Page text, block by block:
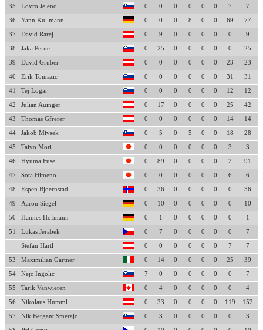
35 Lovro Jelenc 0 0 0 0 0 0 7 7
36 Yann Kullmann 0 0 0 8 0 0 69 77
37 David Rarej 0 9 0 0 0 0 0 9
38 Jaka Perne 0 25 0 0 0 0 0 25
39 David Gruber 0 0 0 0 0 0 23 23
40 Erik Tomazic 0 0 0 0 0 0 31 31
41 Tej Logar 0 0 0 0 0 0 12 12
42 Julian Auinger 0 17 0 0 0 0 25 42
43 Thomas Gfrerer 0 0 0 0 0 0 14 14
44 Jakob Mivsek 0 5 0 5 0 0 18 28
45 Taiyo Mori 0 0 0 0 0 0 3 3
46 Hyuma Fuse 0 89 0 0 0 0 2 91
47 Sota Himeno 0 0 0 0 0 0 6 6
48 Espen Bjoernstad 0 36 0 0 0 0 0 36
49 Aaron Siegel 0 10 0 0 0 0 0 10
50 Hannes Hofmann 0 1 0 0 0 0 0 1
51 Lukas Jerabek 0 7 0 0 0 0 0 7
Stefan Hartl 0 0 0 0 0 0 7 7
53 Maximilian Gartner 0 14 0 0 0 0 25 39
54 Nejc Ingolic 7 0 0 0 0 0 0 7
55 Tarik Vanwieren 0 4 0 0 0 0 0 4
56 Nikolaus Humml 0 33 0 0 0 0 119 152
57 Nik Bergant Smerajc 0 3 0 0 0 0 0 3